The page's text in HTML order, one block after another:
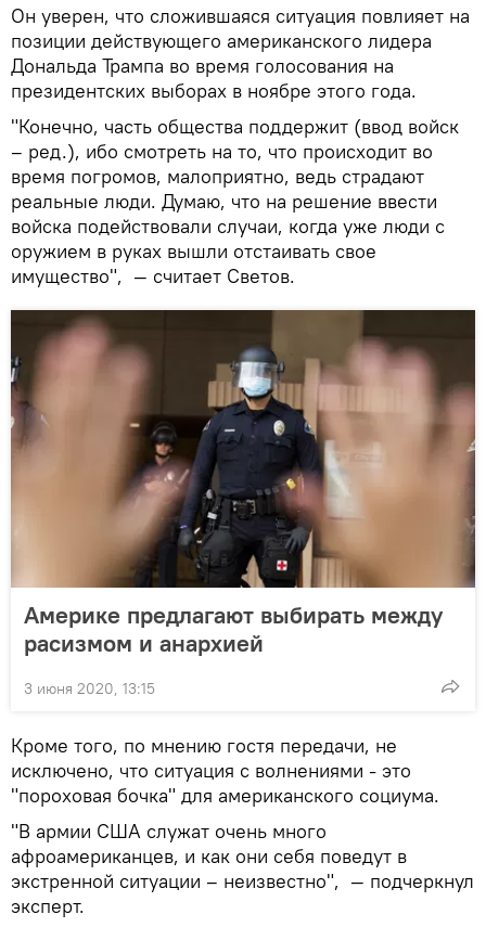
Он уверен, что сложившаяся ситуация повлияет на
позиции действующего американского лидера
Дональда Трампа во время голосования на
президентских выборах в ноябре этого года.
"Конечно, часть общества поддержит (ввод войск
– ред.), ибо смотреть на то, что происходит во
время погромов, малоприятно, ведь страдают
реальные люди. Думаю, что на решение ввести
войска подействовали случаи, когда уже люди с
оружием в руках вышли отстаивать свое
имущество", — считает Светов.
Америке предлагают выбирать между
расизмом и анархией
3 июня 2020, 13:15
Кроме того, по мнению гостя передачи, не
исключено, что ситуация с волнениями - это
"пороховая бочка" для американского социума.
"В армии США служат очень много
афроамериканцев, и как они себя поведут в
экстренной ситуации – неизвестно", — подчеркнул
эксперт.